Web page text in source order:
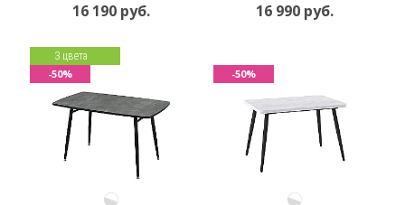
16 190 руб. 16 990 руб.
3 цвета
-50% -50%